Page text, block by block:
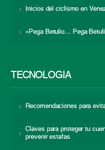
Inicios del ciclismo en
«Pega Betulio… Pega
TECNOLOGÍA
Recomendaciones para
Claves para proteger tu
prevenir estafas